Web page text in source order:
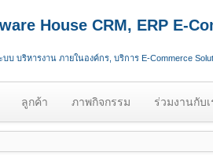
House CRM, ERP E-
บ บริหารงาน ภายในองค์กร, บริการ E-Commerce
ลูกค้า ภาพกิจกรรม ร่วมงานกับเ